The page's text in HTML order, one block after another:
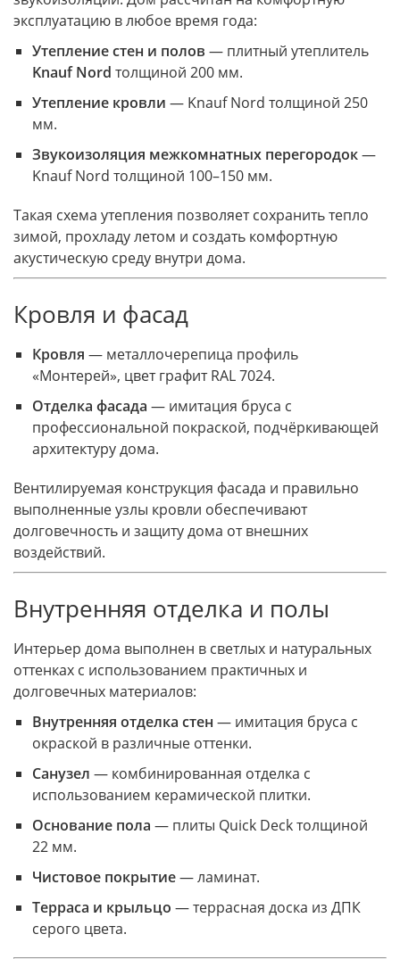
эксплуатацию в любое время года:
Утепление стен и полов — плитный утеплитель
Knauf Nord толщиной 200 мм.
Утепление кровли — Knauf Nord толщиной 250
мм.
Звукоизоляция межкомнатных перегородок—
Knauf Nord толщиной 100–150 мм.
Такая схема утепления позволяет сохранить тепло
зимой, прохладу летом и создать комфортную
акустическую среду внутри дома.
Кровля и фасад
Кровля — металлочерепица профиль
«Монтерей», цвет графит RAL 7024.
Отделка фасада — имитация бруса с
профессиональной покраской, подчёркивающей
архитектуру дома.
Вентилируемая конструкция фасада и правильно
выполненные узлы кровли обеспечивают
долговечность и защиту дома от внешних
воздействий.
Внутренняя отделка и полы
Интерьер дома выполнен в светлых и натуральных
оттенках с использованием практичных и
долговечных материалов:
Внутренняя отделка стен — имитация бруса с
окраской в различные оттенки.
Санузел — комбинированная отделка с
использованием керамической плитки.
Основание пола — плиты Quick Deck толщиной
22 мм.
Чистовое покрытие— ламинат.
Терраса и крыльцо — террасная доска из ДПК
серого цвета.